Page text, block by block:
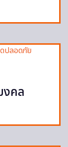
งคล